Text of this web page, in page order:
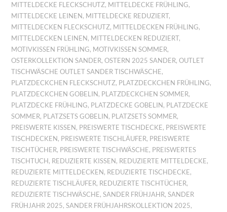
MITTELDECKE FLECKSCHUTZ, MITTELDECKE FRÜHLING,
MITTELDECKE LEINEN , MITTELDECKE REDUZIERT,
MITTELDECKEN FLECKSCHUTZ, MITTELDECKEN FRÜHLING,
MITTELDECKEN LEINEN , MITTELDECKEN REDUZIERT,
MOTIVKISSEN FRÜHLING, MOTIVKISSEN SOMMER,
OSTERKOLLEKTION SANDER,OSTERN 2025 SANDER,OUTLET
TISCHWÄSCHE OUTLET SANDER TISCHWÄSCHE,
PLATZDECKCHEN FLECKSCHUTZ, PLATZDECKCHEN FRÜHLING,
PLATZDECKCHEN GOBELIN , PLATZDECKCHEN SOMMER,
PLATZDECKE FRÜHLING, PLATZDECKE GOBELIN , PLATZDECKE
SOMMER, PLATZSETS GOBELIN , PLATZSETS SOMMER,
PREISWERTE KISSEN , PREISWERTE TISCHDECKE, PREISWERTE
TISCHDECKEN , PREISWERTE TISCHLÄUFER, PREISWERTE
TISCHTÜCHER, PREISWERTE TISCHWÄSCHE, PREISWERTES
TISCHTUCH , REDUZIERTE KISSEN , REDUZIERTE MITTELDECKE,
REDUZIERTE MITTELDECKEN , REDUZIERTE TISCHDECKE,
REDUZIERTE TISCHLÄUFER, REDUZIERTE TISCHTÜCHER,
REDUZIERTE TISCHWÄSCHE,SANDER FRÜHJAHR,SANDER
FRÜHJAHR 2025,SANDER FRÜHJAHRSKOLLEKTION 2025,